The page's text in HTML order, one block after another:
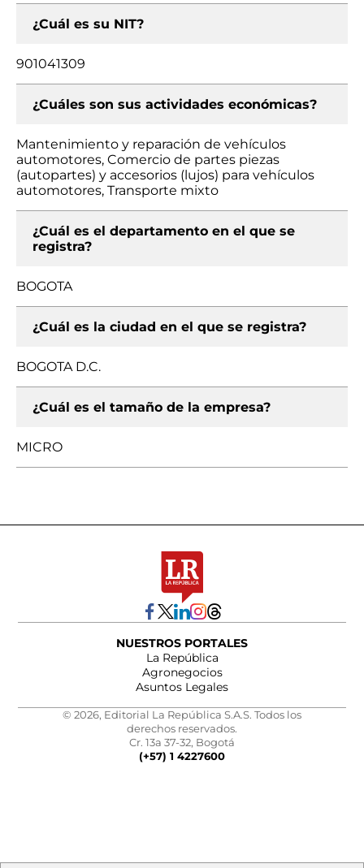
¿Cuál es su NIT?
901041309
¿Cuáles son sus actividades económicas?
Mantenimiento y reparación de vehículos
automotores, Comercio de partes piezas
(autopartes) y accesorios (lujos) para vehículos
automotores, Transporte mixto
¿Cuál es el departamento en el que se
registra?
BOGOTA
¿Cuál es la ciudad en el que se registra?
BOGOTA D.C.
¿Cuál es el tamaño de la empresa?
MICRO
NUESTROS PORTALES
La República
Agronegocios
Asuntos Legales
© 2026, Editorial La República S.A.S. Todos los
derechos reservados.
Cr. 13a 37-32, Bogotá
(+57) 1 4227600